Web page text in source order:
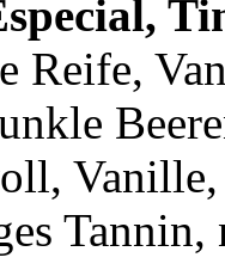
Reife,